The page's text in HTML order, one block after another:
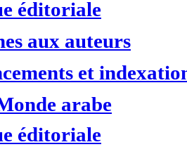
éditoriale
aux auteurs
et
arabe
éditoriale